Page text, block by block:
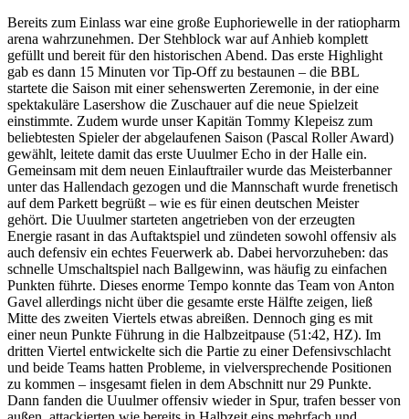
Bereits zum Einlass war eine große Euphoriewelle in der ratiopharm
arena wahrzunehmen. Der Stehblock war auf Anhieb komplett
gefüllt und bereit für den historischen Abend. Das erste Highlight
gab es dann 15 Minuten vor Tip-Off zu bestaunen – die BBL
startete die Saison mit einer sehenswerten Zeremonie, in der eine
spektakuläre Lasershow die Zuschauer auf die neue Spielzeit
einstimmte. Zudem wurde unser Kapitän Tommy Klepeisz zum
beliebtesten Spieler der abgelaufenen Saison (Pascal Roller Award)
gewählt, leitete damit das erste Uuulmer Echo in der Halle ein.
Gemeinsam mit dem neuen Einlauftrailer wurde das Meisterbanner
unter das Hallendach gezogen und die Mannschaft wurde frenetisch
auf dem Parkett begrüßt – wie es für einen deutschen Meister
gehört. Die Uuulmer starteten angetrieben von der erzeugten
Energie rasant in das Auftaktspiel und zündeten sowohl offensiv als
auch defensiv ein echtes Feuerwerk ab. Dabei hervorzuheben: das
schnelle Umschaltspiel nach Ballgewinn, was häufig zu einfachen
Punkten führte. Dieses enorme Tempo konnte das Team von Anton
Gavel allerdings nicht über die gesamte erste Hälfte zeigen, ließ
Mitte des zweiten Viertels etwas abreißen. Dennoch ging es mit
einer neun Punkte Führung in die Halbzeitpause (51:42, HZ). Im
dritten Viertel entwickelte sich die Partie zu einer Defensivschlacht
und beide Teams hatten Probleme, in vielversprechende Positionen
zu kommen – insgesamt fielen in dem Abschnitt nur 29 Punkte.
Dann fanden die Uuulmer offensiv wieder in Spur, trafen besser von